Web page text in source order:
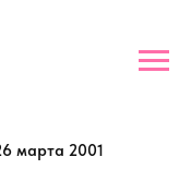
марта 2001